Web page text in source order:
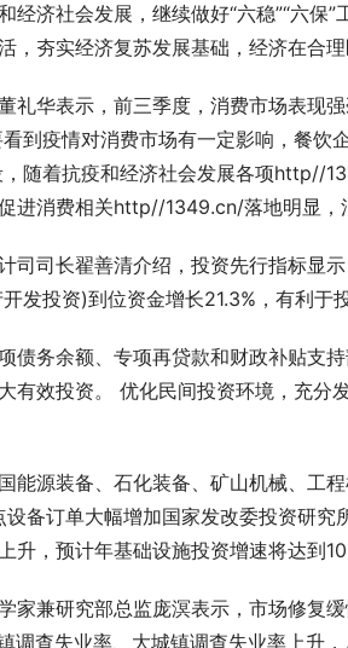
经济社会发展，继续做好“六稳”“六保
，夯实经济复苏发展基础，经济在合
礼华表示，前三季度，消费市场表现
到疫情对消费市场有一定影响，餐饮
随着抗疫和经济社会发展各项http//
进消费相关http//1349.cn/落地明显，
司司长翟善清介绍，投资先行指标显
发投资)到位资金增长21.3%，有利于
债务余额、专项再贷款和财政补贴支
有效投资。 优化民间投资环境，充分
能源装备、石化装备、矿山机械、工
备订单大幅增加国家发改委投资研究
升，预计年基础设施投资增速将达到
家兼研究部总监庞溟表示，市场修复
查失业率、大城镇调查失业率上升，